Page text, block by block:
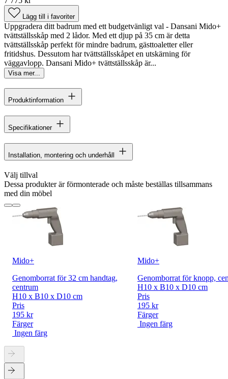
Lägg till i favoriter
Uppgradera ditt badrum med ett budgetvänligt val - Dansani Mido+
tvättställsskåp med 2 lådor. Med ett djup på 35 cm är detta
tvättställsskåp perfekt för mindre badrum, gästtoaletter eller
fritidshus. Dessutom har tvättställsskåpet en utskärning för
väggavlopp. Dansani Mido+ tvättställsskåp är...
Visa mer...
Produktinformation
Specifikationer
Installation, montering och underhåll
Välj tillval
Dessa produkter är förmonterade och måste beställas tillsammans
med din möbel
Mido+
Genomborrat för 32 cm handtag,
centrum
H10 x B10 x D10 cm
Pris
195 kr
Färger
Ingen färg
Mido+
Genomborrat för knopp,
H10 x B10 x D10 cm
Pris
195 kr
Färger
Ingen färg